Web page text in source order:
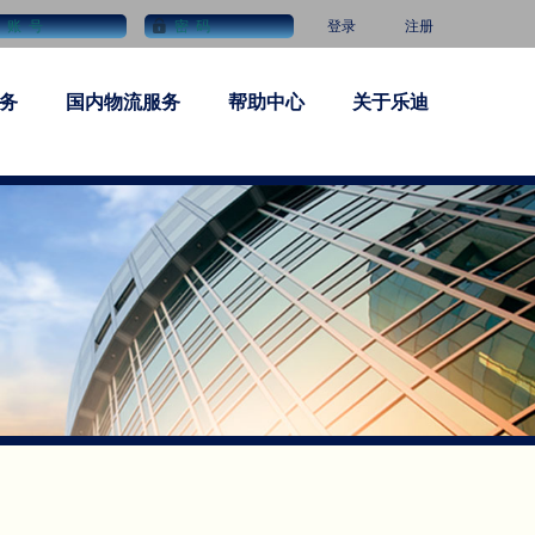
登录 注册
国内物流服务 帮助中心 关于乐迪